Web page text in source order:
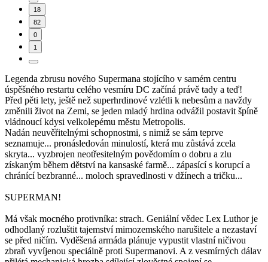
18
82
0
1
Legenda zbrusu nového Supermana stojícího v samém centru
úspěšného restartu celého vesmíru DC začíná právě tady a teď!
Před pěti lety, ještě než superhrdinové vzlétli k nebesům a navždy
změnili život na Zemi, se jeden mladý hrdina odvážil postavit špíně
vládnoucí kdysi velkolepému městu Metropolis.
Nadán neuvěřitelnými schopnostmi, s nimiž se sám teprve
seznamuje... pronásledován minulostí, která mu zůstává zcela
skryta... vyzbrojen neotřesitelným povědomím o dobru a zlu
získaným během dětství na kansaské farmě... zápasící s korupcí a
chránící bezbranné... moloch spravedlnosti v džínech a tričku...
SUPERMAN!
Má však mocného protivníka: strach. Geniální vědec Lex Luthor je
odhodlaný rozluštit tajemství mimozemského narušitele a nezastaví
se před ničím. Vyděšená armáda plánuje vypustit vlastní ničivou
zbraň vyvíjenou speciálně proti Supermanovi. A z vesmírných dálav